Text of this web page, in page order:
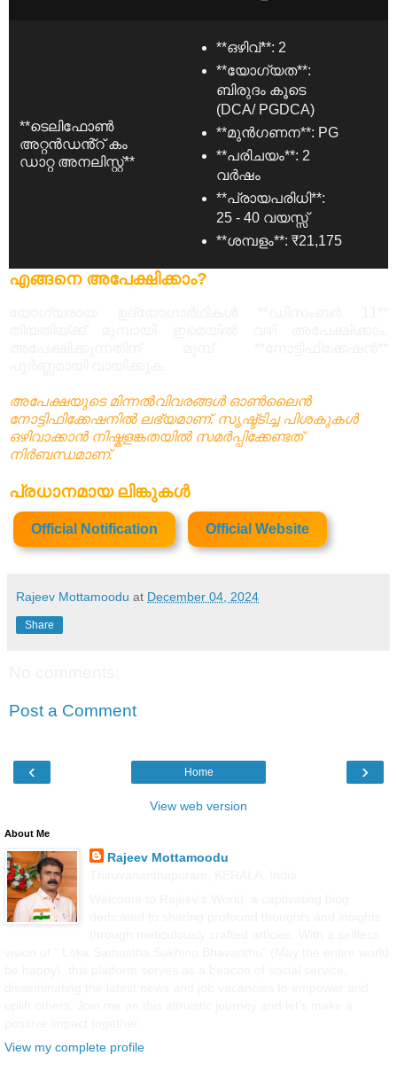
**ടെലിഫോൺ
അറ്റൻഡൻ്റ് കം
ഡാറ്റ അനലിസ്റ്റ്**
**ഒഴിവ്**: 2
**യോഗ്യത**:
ബിരുദം കൂടെ
(DCA/ PGDCA)
**മുൻഗണന**: PG
**പരിചയം**: 2
വർഷം
**പ്രായപരിധി**:
25 - 40 വയസ്സ്
**ശമ്പളം**: ₹21,175
എങ്ങനെ അപേക്ഷിക്കാം?
അപേക്ഷയുടെ മിന്നൽവിവരങ്ങൾ ഓൺലൈൻ
നോട്ടിഫിക്കേഷനിൽ ലഭ്യമാണ്. സൃഷ്ട്ടിച്ച പിശകുകൾ
ഒഴിവാക്കാൻ നിഷ്കളങ്കതയിൽ സമർപ്പിക്കേണ്ടത്
നിർബന്ധമാണ്.
പ്രധാനമായ ലിങ്കുകള്‍
Official Notification Official Website
Rajeev Mottamoodu at December 04, 2024
Share
Post a Comment
‹ ›
Home
View web version
About Me
Rajeev Mottamoodu
View my complete profile